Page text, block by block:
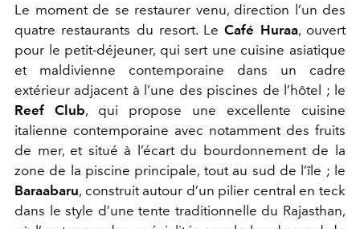
Le moment de se restaurer venu, direction l’un des
quatre restaurants du resort. LeCafé Huraa, ouvert
pour le petit-déjeuner, qui sert une cuisine asiatique
et maldivienne contemporaine dans un cadre
extérieur adjacent à l’une des piscines de l’hôtel ; le
Reef Club, qui propose une excellente cuisine
italienne contemporaine avec notamment des fruits
de mer, et situé à l’écart du bourdonnement de la
zone de la piscine principale, tout au sud de l’île ; le
Baraabaru, construit autour d’un pilier central en teck
dans le style d’une tente traditionnelle du Rajasthan,